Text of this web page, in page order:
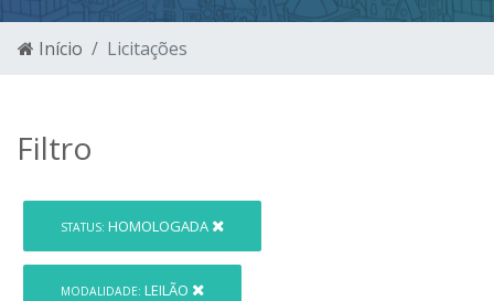
Início Licitações
Filtro
STATUS: HOMOLOGADA
MODALIDADE: LEILÃO